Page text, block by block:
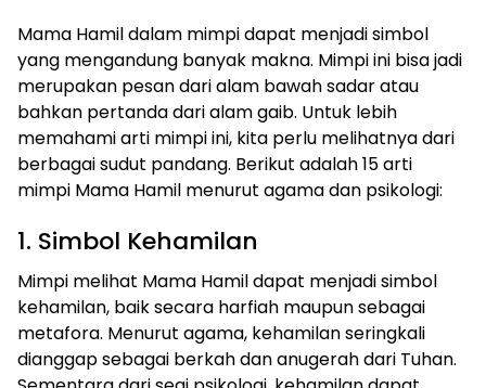
Mama Hamil dalam mimpi dapat menjadi simbol
yang mengandung banyak makna. Mimpi ini bisa jadi
merupakan pesan dari alam bawah sadar atau
bahkan pertanda dari alam gaib. Untuk lebih
memahami arti mimpi ini, kita perlu melihatnya dari
berbagai sudut pandang. Berikut adalah 15 arti
mimpi Mama Hamil menurut agama dan psikologi:
1. Simbol Kehamilan
Mimpi melihat Mama Hamil dapat menjadi simbol
kehamilan, baik secara harfiah maupun sebagai
metafora. Menurut agama, kehamilan seringkali
dianggap sebagai berkah dan anugerah dari Tuhan.